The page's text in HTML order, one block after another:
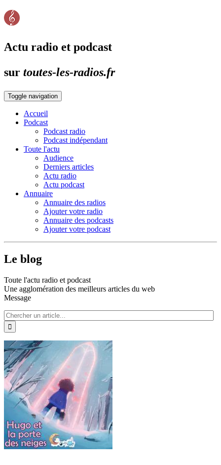
Actu radio et podcast
sur toutes-les-radios.fr
Toggle navigation
Accueil
Podcast
Podcast radio
Podcast indépendant
Toute l'actu
Audience
Derniers articles
Actu radio
Actu podcast
Annuaire
Annuaire des radios
Ajouter votre radio
Annuaire des podcasts
Ajouter votre podcast
Le blog
Toute l'actu radio et podcast
Une agglomération des meilleurs articles du web
Message